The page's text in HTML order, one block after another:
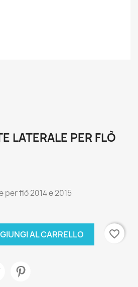
LATERALE PER FLÒ
per flò 2014 e 2015
AL CARRELLO favorite_border